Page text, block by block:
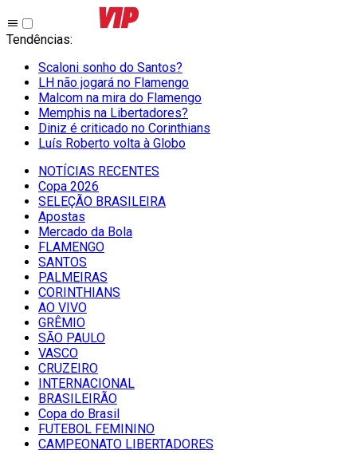
Tendências:
Scaloni sonho do Santos?
LH não jogará no Flamengo
Malcom na mira do Flamengo
Memphis na Libertadores?
Diniz é criticado no Corinthians
Luís Roberto volta à Globo
NOTÍCIAS RECENTES
Copa 2026
SELEÇÃO BRASILEIRA
Apostas
Mercado da Bola
FLAMENGO
SANTOS
PALMEIRAS
CORINTHIANS
AO VIVO
GRÊMIO
SĀO PAULO
VASCO
CRUZEIRO
INTERNACIONAL
BRASILEIRÃO
Copa do Brasil
FUTEBOL FEMININO
CAMPEONATO LIBERTADORES